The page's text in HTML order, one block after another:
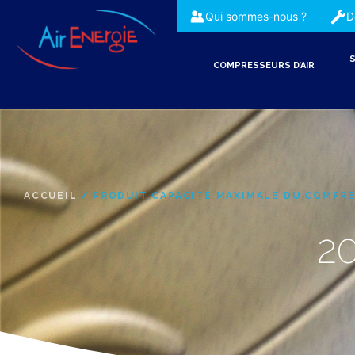
Qui sommes-nous ?
COMPRESSEURS D’AIR
ACCUEIL / PRODUIT CAPACITÉ MAXIMALE DU